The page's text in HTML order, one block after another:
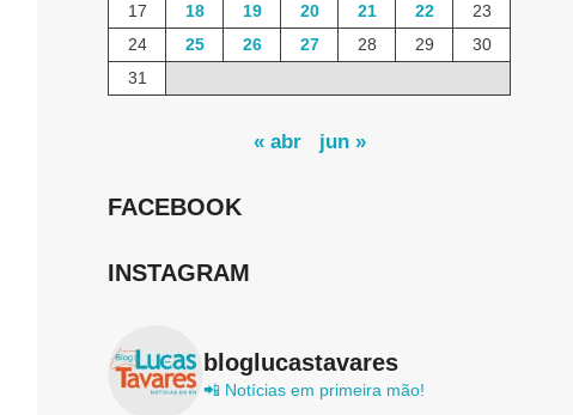
17
18 19 20 21 22
23
24
25 26 27 28 29
30
31
« abr jun »
FACEBOOK
INSTAGRAM
bloglucastavares
📲 Notícias em primeira mão!